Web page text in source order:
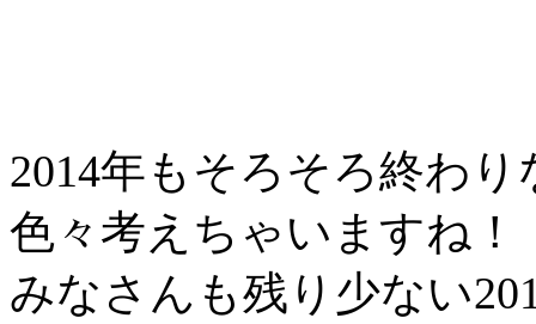
2014年もそろそろ終わり
色々考えちゃいますね！
みなさんも残り少ない